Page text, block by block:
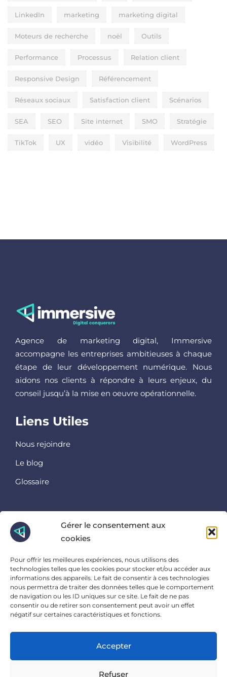
Gérer le consentement aux
cookies
Pour offrir les meilleures expériences, nous utilisons des
technologies telles que les cookies pour stocker et/ou accéder aux
informations des appareils. Le fait de consentir à ces technologies
nous permettra de traiter des données telles que le comportement
de navigation ou les ID uniques sur ce site. Le fait de ne pas
consentir ou de retirer son consentement peut avoir un effet
négatif sur certaines caractéristiques et fonctions.
Accepter
Refuser
LinkedIn marketing marketing digital
Moteurs de recherche noël Outils
Performance Processus Relation client
Responsive Design Référencement
Réseaux sociaux Satisfaction client Scénarios
SEA SEO Site internet SMO Stratégie
TikTok UX vidéo Visibilité WordPress
Agence de marketing digital, Immersive
accompagne les entreprises ambitieuses à chaque
étape de leur développement numérique. Nous
aidons nos clients à répondre à leurs enjeux, du
conseil jusqu’à la mise en oeuvre opérationnelle.
Liens Utiles
Nous rejoindre
Le blog
Glossaire
Instagram
Facebook
Et là
23 Ter Rue Charles Sanglier, 45000 Orléans